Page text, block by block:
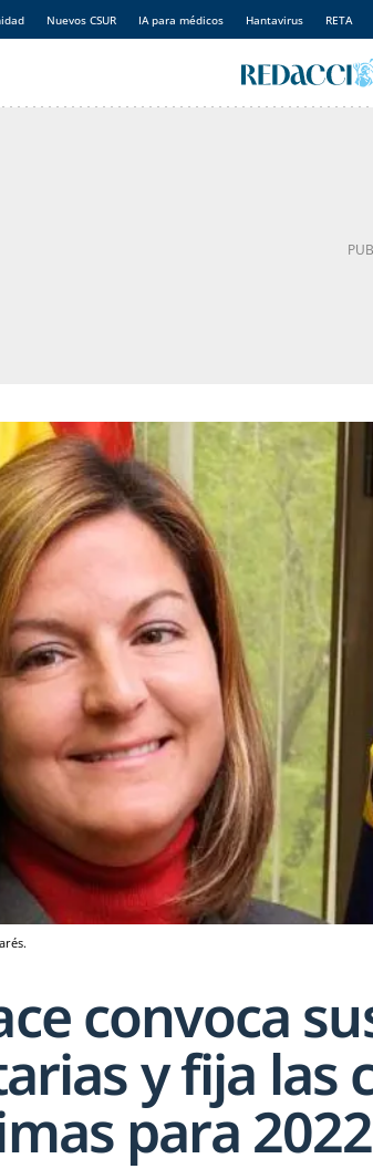
Nuevos CSUR IA para médicos Hantavirus RETA
convoca
y fija las
para 2022